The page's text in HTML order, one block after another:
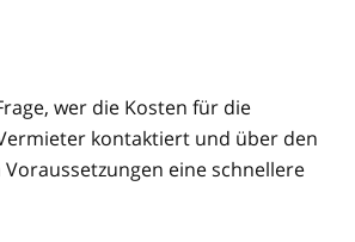
wer die Kosten für die
kontaktiert und über den
eine schnellere